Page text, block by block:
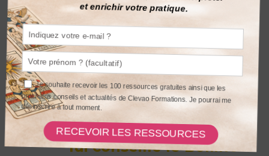
IDÉE TIRAGE] 3 cartes
pour savoir quoi Faire,
ou Arrêter. Exemple
avec Marie-Jo qui veut
vendre sa maison au
prix qu’elle a fixé ! Que
lui conseille le Belline ?